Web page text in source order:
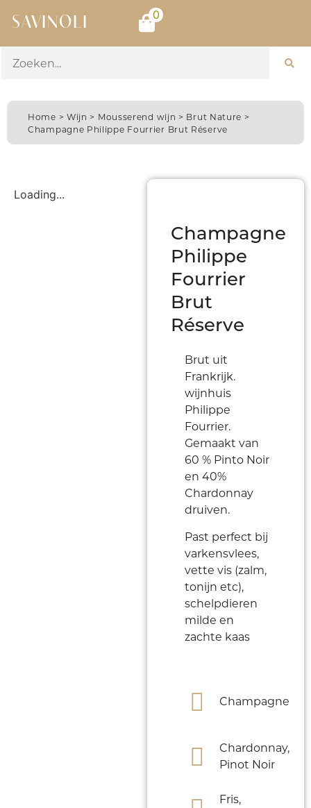
SAVINOLI 0
Home > Wijn > Mousserend wijn > Brut Nature >
Champagne Philippe Fourrier Brut Réserve
Loading...
Champagne
Philippe
Fourrier
Brut
Réserve
Brut uit
Frankrijk.
wijnhuis
Philippe
Fourrier.
Gemaakt van
60 % Pinto Noir
en 40%
Chardonnay
druiven.
Past perfect bij
varkensvlees,
vette vis (zalm,
tonijn etc),
schelpdieren
milde en
zachte kaas
Champagne
Chardonnay,
Pinot Noir
Fris,